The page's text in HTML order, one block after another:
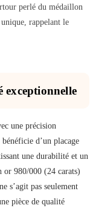
perlé du médaillon
rappelant le
une précision
d’un placage
une durabilité et un
or 980/000 (24 carats)
s’agit pas seulement
pièce de qualité